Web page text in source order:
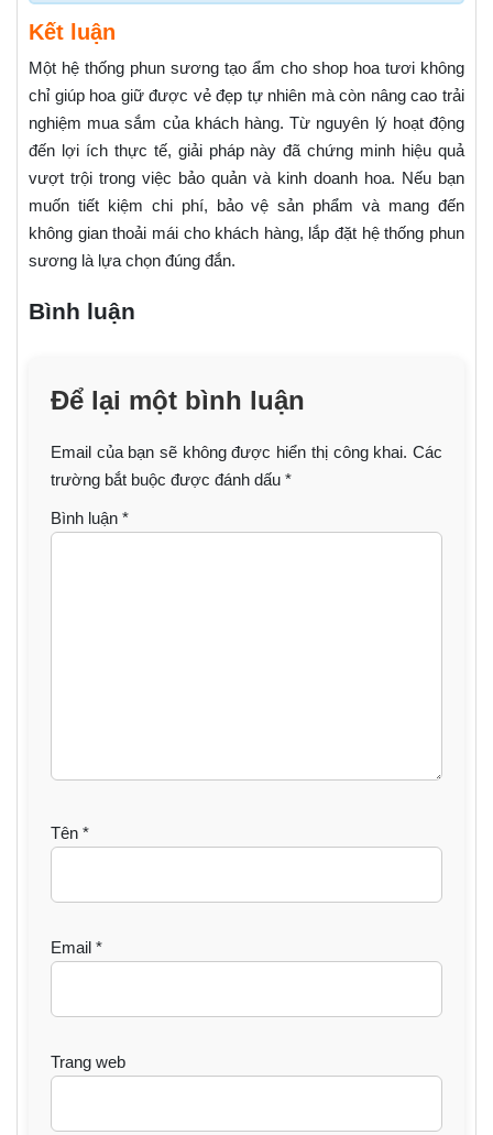
Kết luận
Một hệ thống phun sương tạo ẩm cho shop hoa tươi không
chỉ giúp hoa giữ được vẻ đẹp tự nhiên mà còn nâng cao trải
nghiệm mua sắm của khách hàng. Từ nguyên lý hoạt động
đến lợi ích thực tế, giải pháp này đã chứng minh hiệu quả
vượt trội trong việc bảo quản và kinh doanh hoa. Nếu bạn
muốn tiết kiệm chi phí, bảo vệ sản phẩm và mang đến
không gian thoải mái cho khách hàng, lắp đặt hệ thống phun
sương là lựa chọn đúng đắn.
Bình luận
Để lại một bình luận
Email của bạn sẽ không được hiển thị công khai. Các
trường bắt buộc được đánh dấu *
Bình luận *
Tên *
Email *
Trang web